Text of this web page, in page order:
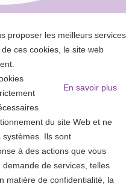
proposer les meilleurs services
ces cookies, le site web
En savoir plus
du site Web et ne
Ils sont
à des actions que vous
de services, telles
matière de confidentialité, la